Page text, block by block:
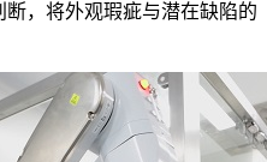
，将外观瑕疵与潜在缺陷的